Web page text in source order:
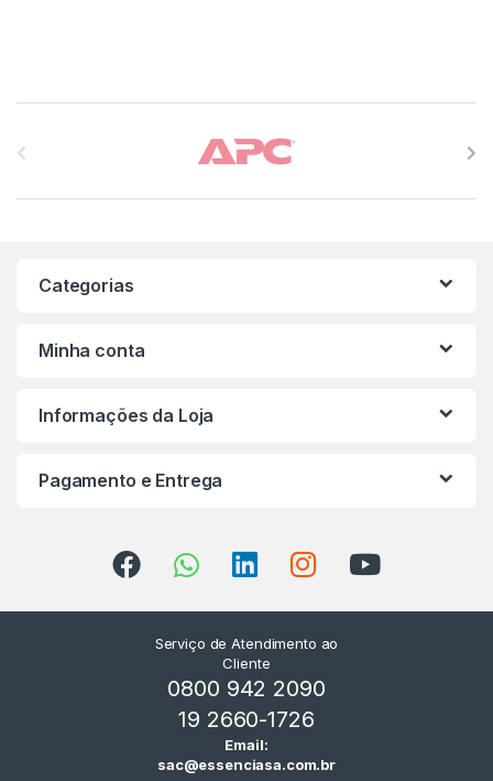
Categorias
Minha conta
Informações da Loja
Pagamento e Entrega
Serviço de Atendimento ao
Cliente
0800 942 2090
19 2660-1726
Email:
sac@essenciasa.com.br